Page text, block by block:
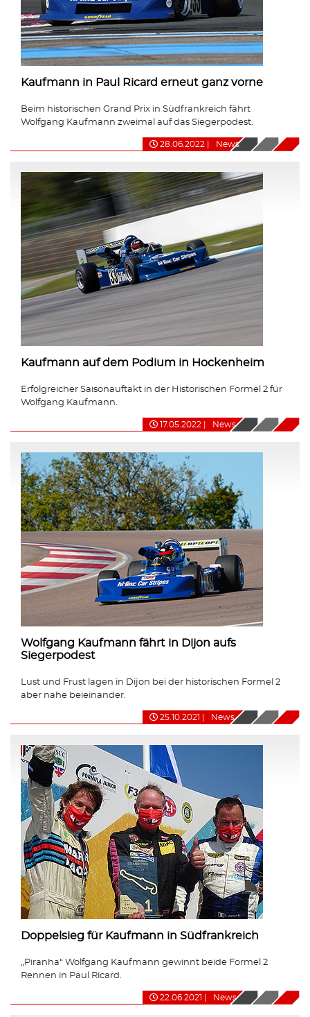
Kaufmann in Paul Ricard erneut ganz vorne
Beim historischen Grand Prix in Südfrankreich fährt
Wolfgang Kaufmann zweimal auf das Siegerpodest.
28.06.2022 News
Kaufmann auf dem Podium in Hockenheim
Erfolgreicher Saisonauftakt in der Historischen Formel 2 für
Wolfgang Kaufmann.
17.05.2022 News
Wolfgang Kaufmann fährt in Dijon aufs
Siegerpodest
Lust und Frust lagen in Dijon bei der historischen Formel 2
aber nahe beieinander.
25.10.2021 News
Doppelsieg für Kaufmann in Südfrankreich
„Piranha“ Wolfgang Kaufmann gewinnt beide Formel 2
Rennen in Paul Ricard.
22.06.2021 News